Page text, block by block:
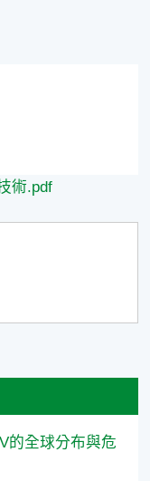
術.pdf
的全球分布與危